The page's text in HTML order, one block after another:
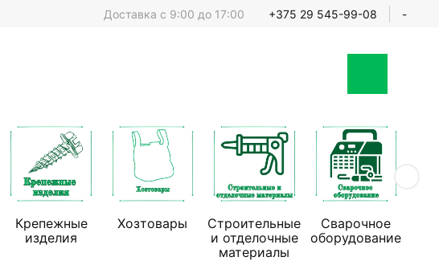
Доставка с 9:00 до 17:00 +375 29 545-99-08 -
Крепежные
изделия
Хозтовары
Строительные
и отделочные
материалы
Сварочное
оборудование